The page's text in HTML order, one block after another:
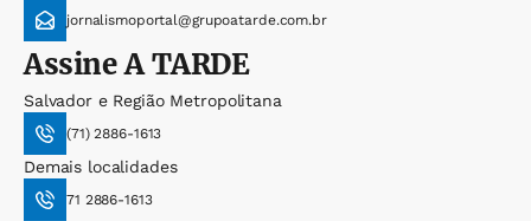
jornalismoportal@grupoatarde.com.br
AssineA TARDE
Salvador e Região Metropolitana
(71) 2886-1613
Demais localidades
71 2886-1613